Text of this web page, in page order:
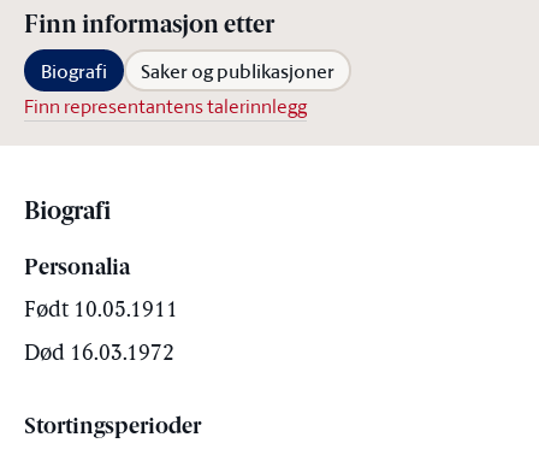
Finn informasjon etter
Biografi Saker og publikasjoner
Finn representantens talerinnlegg
Biografi
Personalia
Født 10.05.1911
Død 16.03.1972
Stortingsperioder